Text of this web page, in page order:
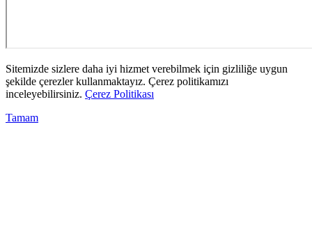
Sitemizde sizlere daha iyi hizmet verebilmek için gizliliğe uygun
şekilde çerezler kullanmaktayız. Çerez politikamızı
inceleyebilirsiniz. Çerez Politikası
Tamam